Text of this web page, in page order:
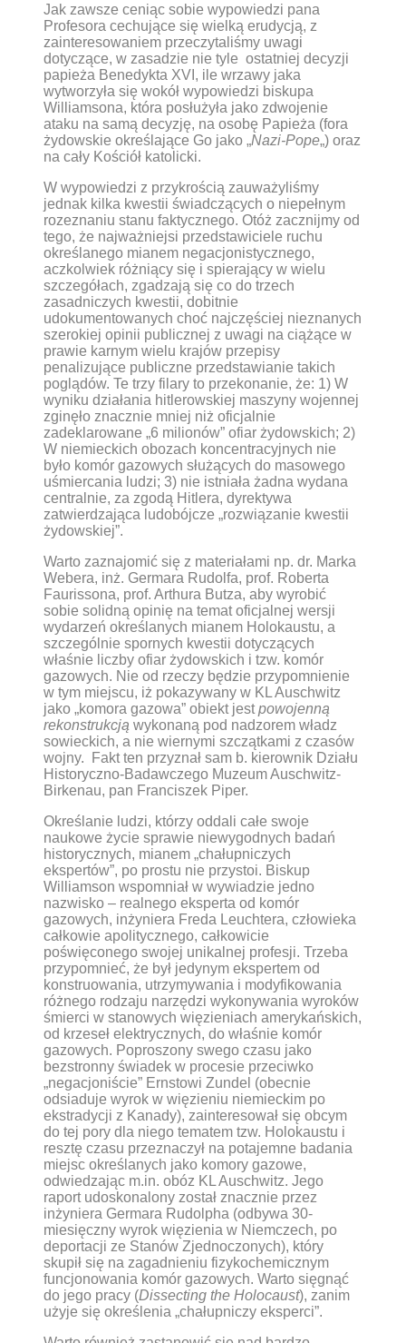
Jak zawsze ceniąc sobie wypowiedzi pana
Profesora cechujące się wielką erudycją, z
zainteresowaniem przeczytaliśmy uwagi
dotyczące, w zasadzie nie tyle ostatniej decyzji
papieża Benedykta XVI, ile wrzawy jaka
wytworzyła się wokół wypowiedzi biskupa
Williamsona, która posłużyła jako zdwojenie
ataku na samą decyzję, na osobę Papieża (fora
żydowskie określające Go jako „Nazi-Pope„) oraz
na cały Kościół katolicki.
W wypowiedzi z przykrością zauważyliśmy
jednak kilka kwestii świadczących o niepełnym
rozeznaniu stanu faktycznego. Otóż zacznijmy od
tego, że najważniejsi przedstawiciele ruchu
określanego mianem negacjonistycznego,
aczkolwiek różniący się i spierający w wielu
szczegółach, zgadzają się co do trzech
zasadniczych kwestii, dobitnie
udokumentowanych choć najczęściej nieznanych
szerokiej opinii publicznej z uwagi na ciążące w
prawie karnym wielu krajów przepisy
penalizujące publiczne przedstawianie takich
poglądów. Te trzy filary to przekonanie, że: 1) W
wyniku działania hitlerowskiej maszyny wojennej
zginęło znacznie mniej niż oficjalnie
zadeklarowane „6 milionów” ofiar żydowskich; 2)
W niemieckich obozach koncentracyjnych nie
było komór gazowych służących do masowego
uśmiercania ludzi; 3) nie istniała żadna wydana
centralnie, za zgodą Hitlera, dyrektywa
zatwierdzająca ludobójcze „rozwiązanie kwestii
żydowskiej”.
Warto zaznajomić się z materiałami np. dr. Marka
Webera, inż. Germara Rudolfa, prof. Roberta
Faurissona, prof. Arthura Butza, aby wyrobić
sobie solidną opinię na temat oficjalnej wersji
wydarzeń określanych mianem Holokaustu, a
szczególnie spornych kwestii dotyczących
właśnie liczby ofiar żydowskich i tzw. komór
gazowych. Nie od rzeczy będzie przypomnienie
w tym miejscu, iż pokazywany w KL Auschwitz
jako „komora gazowa” obiekt jestpowojenną
rekonstrukcją wykonaną pod nadzorem władz
sowieckich, a nie wiernymi szczątkami z czasów
wojny. Fakt ten przyznał sam b. kierownik Działu
Historyczno-Badawczego Muzeum Auschwitz-
Birkenau, pan Franciszek Piper.
Określanie ludzi, którzy oddali całe swoje
naukowe życie sprawie niewygodnych badań
historycznych, mianem „chałupniczych
ekspertów”, po prostu nie przystoi. Biskup
Williamson wspomniał w wywiadzie jedno
nazwisko – realnego eksperta od komór
gazowych, inżyniera Freda Leuchtera, człowieka
całkowie apolitycznego, całkowicie
poświęconego swojej unikalnej profesji. Trzeba
przypomnieć, że był jedynym ekspertem od
konstruowania, utrzymywania i modyfikowania
różnego rodzaju narzędzi wykonywania wyroków
śmierci w stanowych więzieniach amerykańskich,
od krzeseł elektrycznych, do właśnie komór
gazowych. Poproszony swego czasu jako
bezstronny świadek w procesie przeciwko
„negacjoniście” Ernstowi Zundel (obecnie
odsiaduje wyrok w więzieniu niemieckim po
ekstradycji z Kanady), zainteresował się obcym
do tej pory dla niego tematem tzw. Holokaustu i
resztę czasu przeznaczył na potajemne badania
miejsc określanych jako komory gazowe,
odwiedzając m.in. obóz KL Auschwitz. Jego
raport udoskonalony został znacznie przez
inżyniera Germara Rudolpha (odbywa 30-
miesięczny wyrok więzienia w Niemczech, po
deportacji ze Stanów Zjednoczonych), który
skupił się na zagadnieniu fizykochemicznym
funcjonowania komór gazowych. Warto sięgnąć
do jego pracy (Dissecting the Holocaust), zanim
użyje się określenia „chałupniczy eksperci”.